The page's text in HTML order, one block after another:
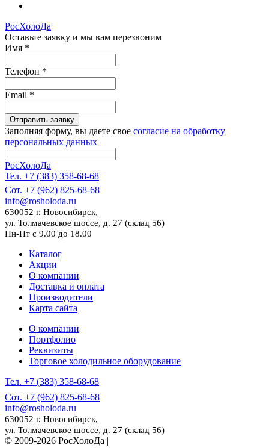
РосХолоДа
Оставьте заявку и мы вам перезвоним
Имя *
Телефон *
Email *
Отправить заявку
Заполняя форму, вы даете свое согласие на обработку
персональных данных
РосХолоДа
Тел. +7 (383) 358-68-68
Сот. +7 (962) 825-68-68
info@rosholoda.ru
630052 г. Новосибирск,
ул. Толмачевское шоссе, д. 27 (склад 56)
Пн-Пт с 9.00 до 18.00
Каталог
Акции
О компании
Доставка и оплата
Производители
Карта сайта
О компании
Портфолио
Реквизиты
Торговое холодильное оборудование
Тел. +7 (383) 358-68-68
Сот. +7 (962) 825-68-68
info@rosholoda.ru
630052 г. Новосибирск,
ул. Толмачевское шоссе, д. 27 (склад 56)
© 2009-2026 РосХолоДа |